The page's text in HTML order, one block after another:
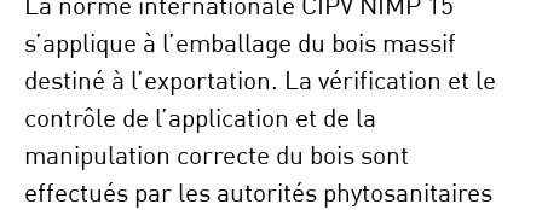
La norme internationale CIPV NIMP 15
s’applique à l’emballage du bois massif
destiné à l’exportation. La vérification et le
contrôle de l’application et de la
manipulation correcte du bois sont
effectués par les autorités phytosanitaires